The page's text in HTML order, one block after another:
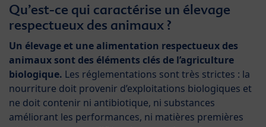
Qu’est-ce qui caractérise un élevage
respectueux des animaux ?
Un élevage et une alimentation respectueux des
animaux sont des éléments clés de l’agriculture
biologique. Les réglementations sont très strictes : la
nourriture doit provenir d’exploitations biologiques et
ne doit contenir ni antibiotique, ni substances
améliorant les performances, ni matières premières